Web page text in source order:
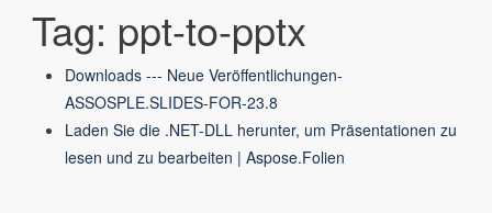
Tag: ppt-to-pptx
Downloads --- Neue Veröffentlichungen-
ASSOSPLE.SLIDES-FOR-23.8
Laden Sie die .NET-DLL herunter, um Präsentationen zu
lesen und zu bearbeiten | Aspose.Folien